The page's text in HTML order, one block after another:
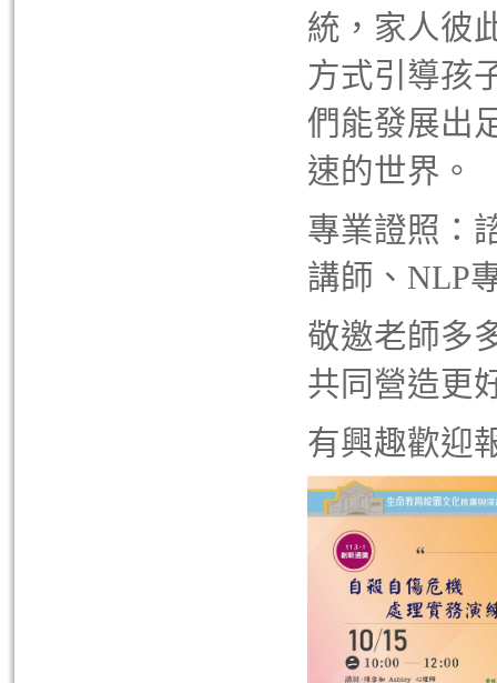
統，家人彼
方式引導孩
們能發展出
速的世界。
專業證照：
講師、NLP
敬邀老師多
共同營造更
有興趣歡迎